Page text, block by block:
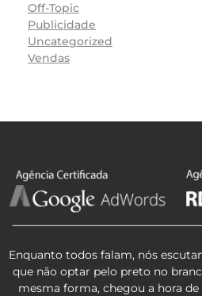
Off-Topic
Publicidade
Uncategorized
Vendas
Enquanto todos falam, nós
que não optar pelo preto no
mesma forma, chegou a hora